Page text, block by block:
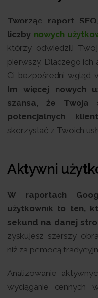
Tworząc raport
liczby nowych
którzy odwiedzili
pierwszy. Dlaczego ich
Ci bezpośredni wgląd
Im więcej nowych
szansa, że Twoja
potencjalnych
skorzystać z Twoich
Aktywni
W raportach
użytkownik to ten,
sekund na danej
zyskujesz szerszy
niż za pomocą
Analizowanie
wyciąganie cennych